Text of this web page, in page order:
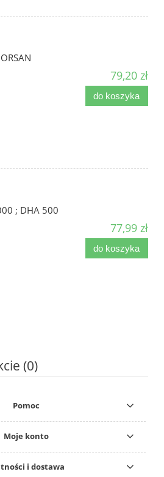
79,20 zł
do koszyka
; DHA 500
77,99 zł
do koszyka
(0)
Pomoc
Moje konto
i dostawa